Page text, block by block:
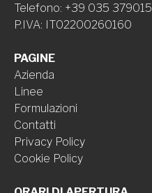
Telefono: +39 035 379015
P.IVA: IT02200260160
PAGINE
Azienda
Linee
Formulazioni
Contatti
Privacy Policy
Cookie Policy